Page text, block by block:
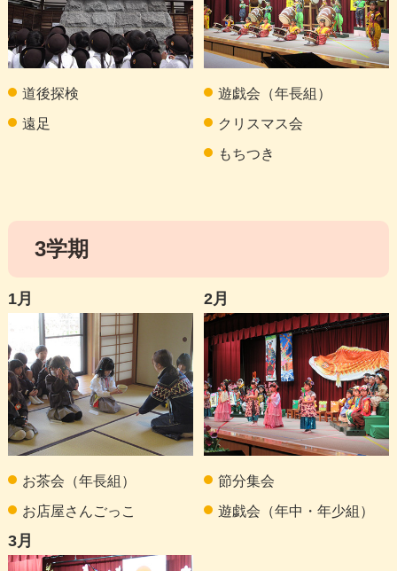
道後探検
遠足
遊戯会（年長組）
クリスマス会
もちつき
3学期
1月
お茶会（年長組）
お店屋さんごっこ
2月
節分集会
遊戯会（年中・年少組）
3月